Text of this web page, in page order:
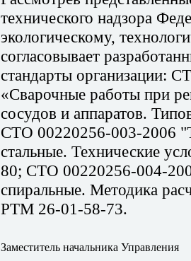
технического надзора
экологическому,
согласовывает
стандарты организации:
«Сварочные работы при
сосудов и аппаратов.
СТО 00220256-003-2006
стальные. Технические
80; СТО 00220256-004-
спиральные. Методика
РТМ 26-01-58-73.
Заместитель начальника Управления